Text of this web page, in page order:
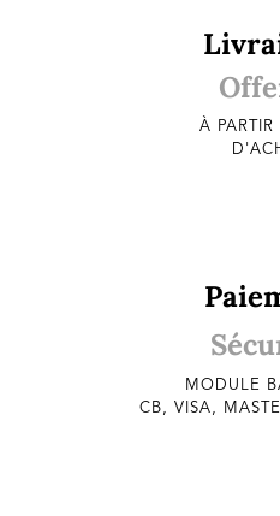
À
MODULE
CB, VISA,